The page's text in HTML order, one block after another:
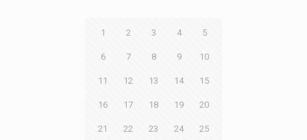
1 2 3 4 5
6 7 8 9 10
11 12 13 14 15
16 17 18 19 20
21 22 23 24 25